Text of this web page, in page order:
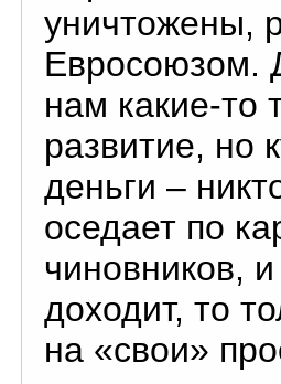
уничтожены,
Евросоюзом.
нам какие-то
развитие, но
деньги –
оседает по
чиновников,
доходит, то
на «свои»